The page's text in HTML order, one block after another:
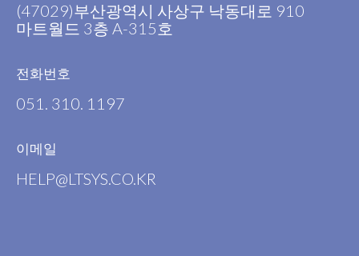
(47029)부산광역시 사상구 낙동대로 910
마트월드 3층 A-315호
전화번호
051. 310. 1197
이메일
HELP@LTSYS.CO.KR